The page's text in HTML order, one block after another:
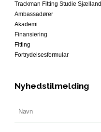
Trackman Fitting Studie Sjælland
Ambassadører
Akademi
Finansiering
Fitting
Fortrydelsesformular
Nyhedstilmelding